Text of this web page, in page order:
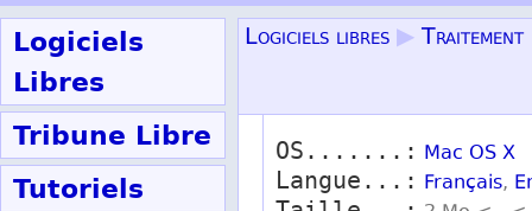
Logiciels
Libres
Tribune Libre
Tutoriels
Logiciels libres ▶
OS.......: Mac OS X
Langue...: Français,